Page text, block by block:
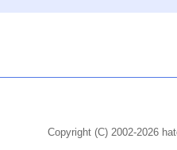
Copyright (C) 2002-2026